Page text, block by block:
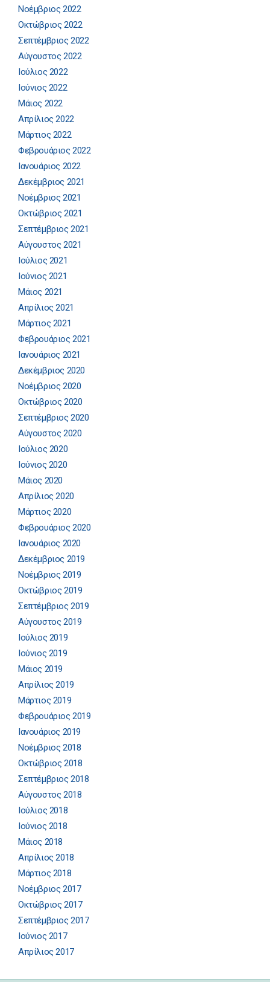
Νοέμβριος 2022
Οκτώβριος 2022
Σεπτέμβριος 2022
Αύγουστος 2022
Ιούλιος 2022
Ιούνιος 2022
Μάιος 2022
Απρίλιος 2022
Μάρτιος 2022
Φεβρουάριος 2022
Ιανουάριος 2022
Δεκέμβριος 2021
Νοέμβριος 2021
Οκτώβριος 2021
Σεπτέμβριος 2021
Αύγουστος 2021
Ιούλιος 2021
Ιούνιος 2021
Μάιος 2021
Απρίλιος 2021
Μάρτιος 2021
Φεβρουάριος 2021
Ιανουάριος 2021
Δεκέμβριος 2020
Νοέμβριος 2020
Οκτώβριος 2020
Σεπτέμβριος 2020
Αύγουστος 2020
Ιούλιος 2020
Ιούνιος 2020
Μάιος 2020
Απρίλιος 2020
Μάρτιος 2020
Φεβρουάριος 2020
Ιανουάριος 2020
Δεκέμβριος 2019
Νοέμβριος 2019
Οκτώβριος 2019
Σεπτέμβριος 2019
Αύγουστος 2019
Ιούλιος 2019
Ιούνιος 2019
Μάιος 2019
Απρίλιος 2019
Μάρτιος 2019
Φεβρουάριος 2019
Ιανουάριος 2019
Νοέμβριος 2018
Οκτώβριος 2018
Σεπτέμβριος 2018
Αύγουστος 2018
Ιούλιος 2018
Ιούνιος 2018
Μάιος 2018
Απρίλιος 2018
Μάρτιος 2018
Νοέμβριος 2017
Οκτώβριος 2017
Σεπτέμβριος 2017
Ιούνιος 2017
Απρίλιος 2017